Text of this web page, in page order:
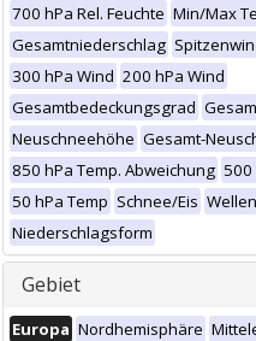
700 hPa Rel. Feuchte Min/Max
Gesamtniederschlag
300 hPa Wind 200 hPa Wind
Gesamtbedeckungsgrad
Neuschneehöhe Gesamt-
850 hPa Temp. Abweichung 500
50 hPa Temp Schnee/Eis
Niederschlagsform
Gebiet
Europa Nordhemisphäre